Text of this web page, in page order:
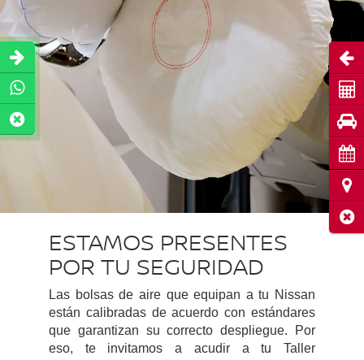
ESTAMOS PRESENTES
POR TU SEGURIDAD
Las bolsas de aire que equipan a tu Nissan
están calibradas de acuerdo con estándares
que garantizan su correcto despliegue. Por
eso, te invitamos a acudir a tu Taller